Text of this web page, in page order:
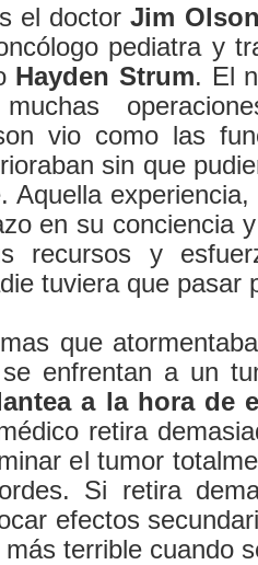
el doctorJim
pediatra y
Hayden Strum. El
vio como las
sin que
Aquella
en su conciencia
recursos y
tuviera que pasar
que
enfrentan a un
a la hora de
retira
el tumor
Si retira
efectos
terrible cuando